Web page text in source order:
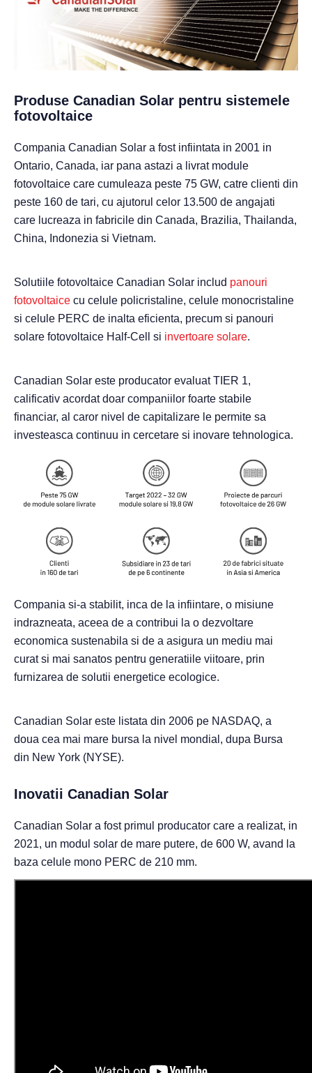
Produse Canadian Solar pentru sistemele
fotovoltaice
Compania Canadian Solar a fost infiintata in 2001 in
Ontario, Canada, iar pana astazi a livrat module
fotovoltaice care cumuleaza peste 75 GW, catre clienti din
peste 160 de tari, cu ajutorul celor 13.500 de angajati
care lucreaza in fabricile din Canada, Brazilia, Thailanda,
China, Indonezia si Vietnam.
Solutiile fotovoltaice Canadian Solar includ panouri
fotovoltaice cu celule policristaline, celule monocristaline
si celule PERC de inalta eficienta, precum si panouri
solare fotovoltaice Half-Cell si invertoare solare.
Canadian Solar este producator evaluat TIER 1,
calificativ acordat doar companiilor foarte stabile
financiar, al caror nivel de capitalizare le permite sa
investeasca continuu in cercetare si inovare tehnologica.
Compania si-a stabilit, inca de la infiintare, o misiune
indrazneata, aceea de a contribui la o dezvoltare
economica sustenabila si de a asigura un mediu mai
curat si mai sanatos pentru generatiile viitoare, prin
furnizarea de solutii energetice ecologice.
Canadian Solar este listata din 2006 pe NASDAQ, a
doua cea mai mare bursa la nivel mondial, dupa Bursa
din New York (NYSE).
Inovatii Canadian Solar
Canadian Solar a fost primul producator care a realizat, in
2021, un modul solar de mare putere, de 600 W, avand la
baza celule mono PERC de 210 mm.